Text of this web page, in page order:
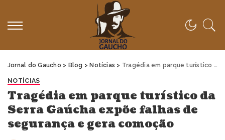
Jornal do Gaucho > Blog > Notícias > Tragédia em parque turístico da Serra Gaúcha expõe falhas de segurança e gera comoção
NOTÍCIAS
Tragédia em parque turístico da
Serra Gaúcha expõe falhas de
segurança e gera comoção